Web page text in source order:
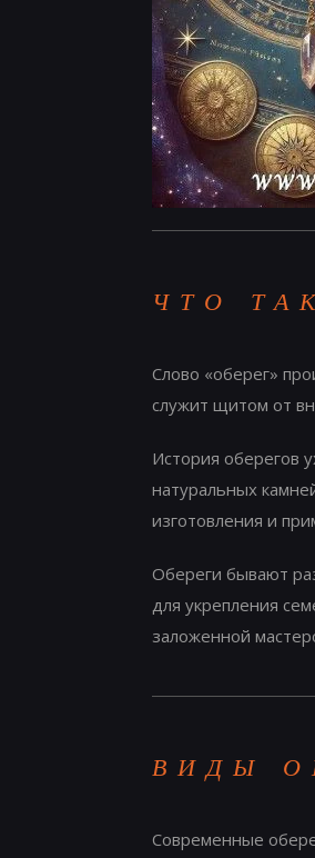
ЧТО
Слово «оберег»
служит щитом от
История оберегов
натуральных
изготовления и
Обереги бывают
для укрепления
заложенной
ВИДЫ
Современные